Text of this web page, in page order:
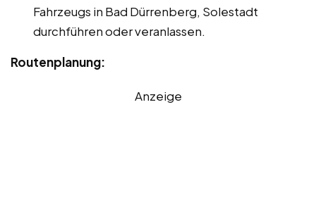
Fahrzeugs in Bad Dürrenberg, Solestadt
durchführen oder veranlassen.
Routenplanung:
Anzeige